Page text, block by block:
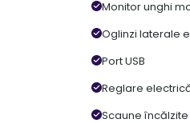
Monitor unghi
Oglinzi laterale
Port USB
Reglare
Scaune